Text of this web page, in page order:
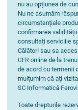
nu au opțiunea de
Nu ne asumăm
circumstanțiale
confirmarea
consultați serviciile
Călători sau sa
CFR online de la
de acord cu termenii
mulțumim că ați
SC Informatică
Toate drepturile